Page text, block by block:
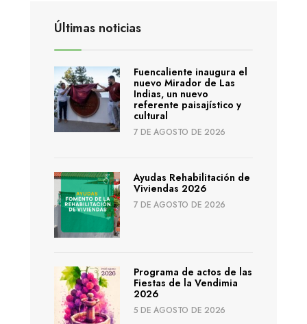
Últimas noticias
Fuencaliente inaugura el
nuevo Mirador de Las
Indias, un nuevo
referente paisajístico y
cultural
7 DE AGOSTO DE 2026
Ayudas Rehabilitación de
Viviendas 2026
7 DE AGOSTO DE 2026
Programa de actos de las
Fiestas de la Vendimia
2026
5 DE AGOSTO DE 2026